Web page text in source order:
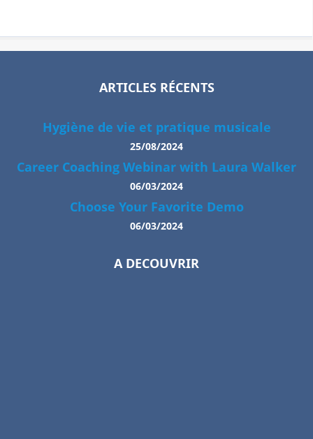
ARTICLES RÉCENTS
Hygiène de vie et pratique musicale
25/08/2024
Career Coaching Webinar with Laura Walker
06/03/2024
Choose Your Favorite Demo
06/03/2024
A DECOUVRIR